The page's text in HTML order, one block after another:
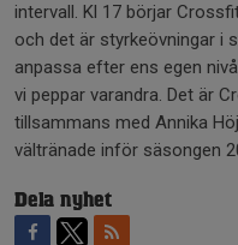
intervall. Kl 17 börjar
och det är styrkeövningar i
anpassa efter ens egen
vi peppar varandra. Det är
tillsammans med Annika
vältränade inför säsongen
Dela nyhet